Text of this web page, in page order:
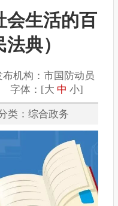
会生活的百
典）
机构：市国防动员
字体：[大 中 小]
分类：综合政务